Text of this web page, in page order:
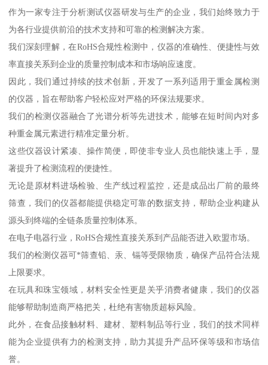
作为一家专注于分析测试仪器研发与生产的企业，我们始终致力于
为各行业提供前沿的技术支持和可靠的检测解决方案。
我们深刻理解，在RoHS合规性检测中，仪器的准确性、便捷性与效
率直接关系到企业的质量控制成本和市场响应速度。
因此，我们通过持续的技术创新，开发了一系列适用于重金属检测
的仪器，旨在帮助客户轻松应对严格的环保法规要求。
我们的检测仪器融合了光谱分析等先进技术，能够在短时间内对多
种重金属元素进行精准定量分析。
这些仪器设计紧凑、操作简便，即使非专业人员也能快速上手，显
著提升了检测流程的便捷性。
无论是原材料进场检验、生产线过程监控，还是成品出厂前的最终
筛查，我们的仪器都能提供稳定可靠的数据支持，帮助企业构建从
源头到终端的全链条质量控制体系。
在电子电器行业，RoHS合规性直接关系到产品能否进入欧盟市场。
我们的检测仪器可*筛查铅、汞、镉等受限物质，确保产品符合法规
上限要求。
在玩具和珠宝领域，材料安全性更是关乎消费者健康，我们的仪器
能够帮助制造商严格把关，杜绝有害物质超标风险。
此外，在食品接触材料、建材、塑料制品等行业，我们的技术同样
能为企业提供有力的检测支持，助力其提升产品环保等级和市场信
誉。